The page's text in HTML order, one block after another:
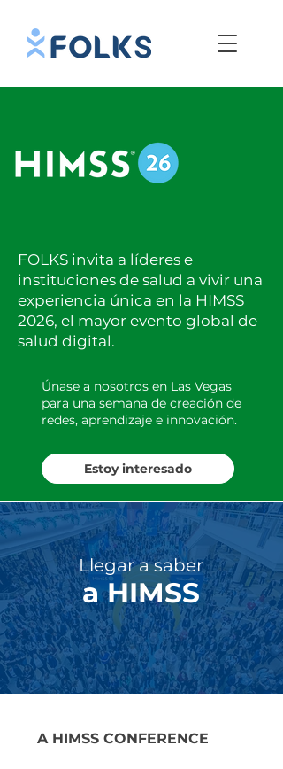
FOLKS invita a líderes e
instituciones de salud a vivir una
experiencia única en la HIMSS
2026, el mayor evento global de
salud digital.
Únase a nosotros en Las Vegas
para una semana de creación de
redes, aprendizaje e innovación.
Estoy interesado
Llegar a saber
a HIMSS
A HIMSS CONFERENCE